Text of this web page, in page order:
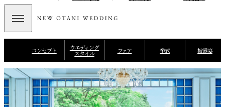
コンセプト ウエディング
スタイル フェア 挙式 披露宴